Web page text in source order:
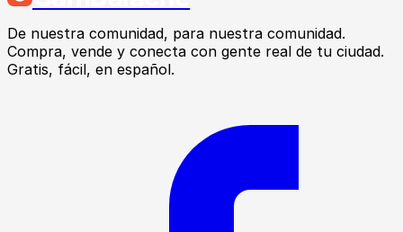
De nuestra comunidad, para nuestra comunidad.
Compra, vende y conecta con gente real de tu ciudad.
Gratis, fácil, en español.